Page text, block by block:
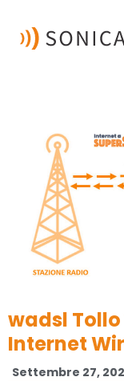
wadsl
Internet
Settembre 27,